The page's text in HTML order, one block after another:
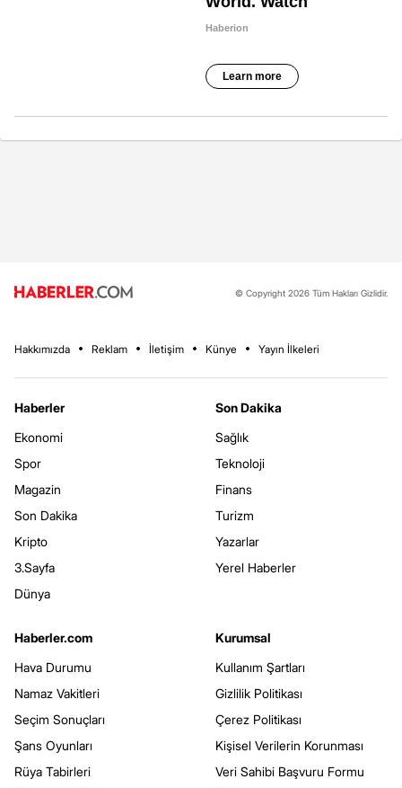
© Copyright 2026 Tüm Hakları Gizlidir.
Hakkımızda Reklam İletişim Künye Yayın İlkeleri
Haberler
Ekonomi
Spor
Magazin
Son Dakika
Kripto
3.Sayfa
Dünya
Son Dakika
Sağlık
Teknoloji
Finans
Turizm
Yazarlar
Yerel Haberler
Haberler.com
Hava Durumu
Namaz Vakitleri
Seçim Sonuçları
Şans Oyunları
Rüya Tabirleri
Kurumsal
Kullanım Şartları
Gizlilik Politikası
Çerez Politikası
Kişisel Verilerin Korunması
Veri Sahibi Başvuru Formu